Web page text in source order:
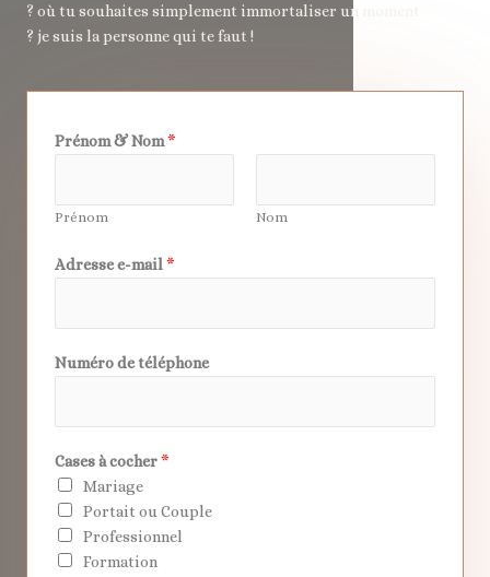
? où tu souhaites simplement immortaliser un moment
? je suis la personne qui te faut !
Prénom & Nom*
Prénom Nom
Adresse e-mail*
Numéro de téléphone
Cases à cocher*
Mariage
Portait ou Couple
Professionnel
Formation